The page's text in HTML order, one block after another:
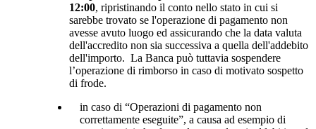
12:00, ripristinando il conto nello stato in cui si
sarebbe trovato se l'operazione di pagamento non
avesse avuto luogo ed assicurando che la data valuta
dell'accredito non sia successiva a quella dell'addebito
dell'importo. La Banca può tuttavia sospendere
l’operazione di rimborso in caso di motivato sospetto
di frode.
in caso di “Operazioni di pagamento non
correttamente eseguite”, a causa ad esempio di